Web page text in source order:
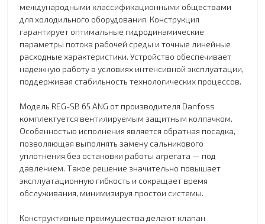
международными классификационными обществами
для холодильного оборудования. Конструкция
гарантирует оптимальные гидродинамические
параметры потока рабочей среды и точные линейные
расходные характеристики. Устройство обеспечивает
надежную работу в условиях интенсивной эксплуатации,
поддерживая стабильность технологических процессов.
Модель REG-SB 65 ANG от производителя Danfoss
комплектуется вентилируемым защитным колпачком.
Особенностью исполнения является обратная посадка,
позволяющая выполнять замену сальникового
уплотнения без остановки работы агрегата — под
давлением. Такое решение значительно повышает
эксплуатационную гибкость и сокращает время
обслуживания, минимизируя простои системы.
Конструктивные преимущества делают клапан